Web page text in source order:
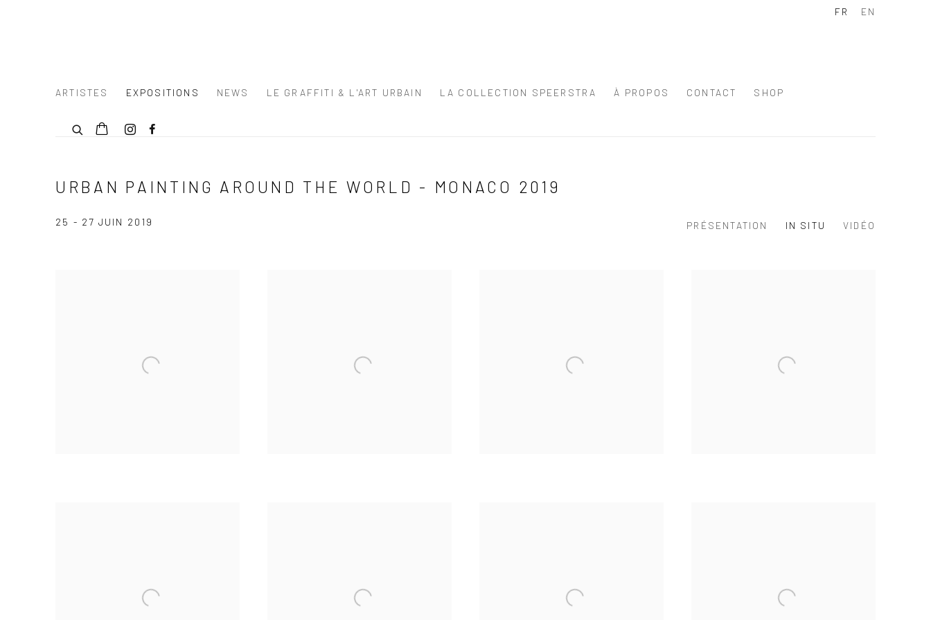
ARTISTES EXPOSITIONS NEWS LE GRAFFITI & L'ART URBAIN LA COLLECTION SPEERSTRA À PROPOS CONTACT SHOP
FR EN
URBAN PAINTING AROUND THE WORLD - MONACO 2019
25 - 27 JUIN 2019 PRÉSENTATION IN SITU VIDÉO